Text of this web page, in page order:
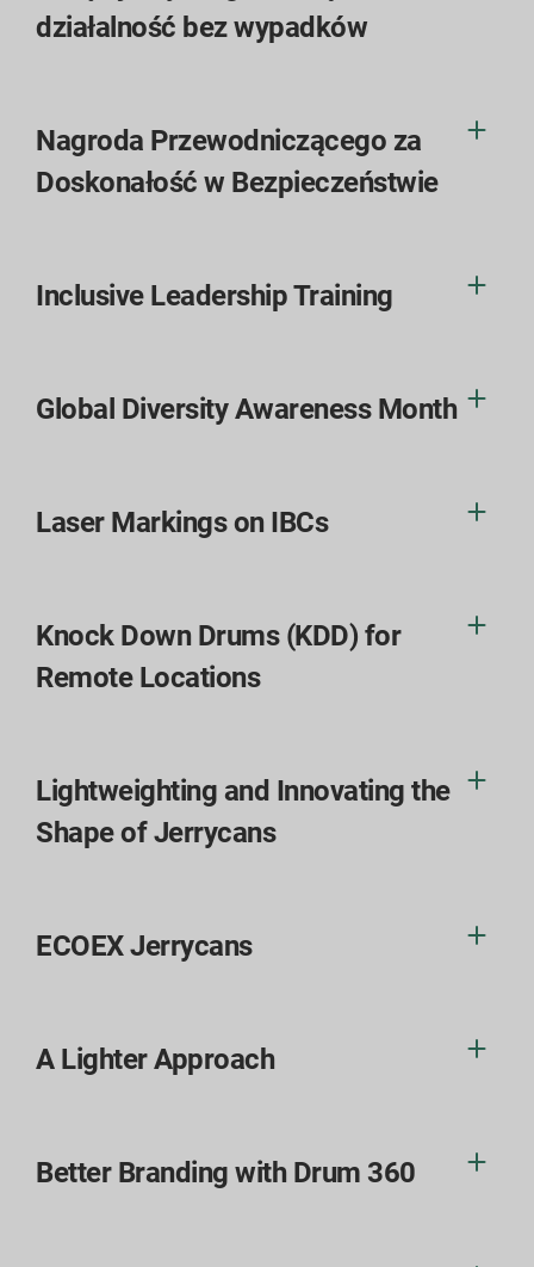
działalność bez wypadków
Nagroda Przewodniczącego za
Doskonałość w Bezpieczeństwie
Inclusive Leadership Training
Global Diversity Awareness Month
Laser Markings on IBCs
Knock Down Drums (KDD) for
Remote Locations
Lightweighting and Innovating the
Shape of Jerrycans
ECOEX Jerrycans
A Lighter Approach
Better Branding with Drum 360